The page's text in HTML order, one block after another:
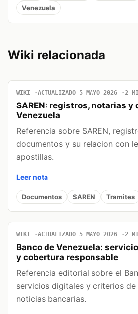
Venezuela
Wiki relacionada
WIKI ACTUALIZADO 5 MAYO 2026 2
SAREN: registros, notarias y
Venezuela
Referencia sobre SAREN,
documentos y su relacion con
apostillas.
Leer nota
Documentos SAREN Tramites
WIKI ACTUALIZADO 5 MAYO 2026 2
Banco de Venezuela:
y cobertura responsable
Referencia editorial sobre el
servicios digitales y criterios de
noticias bancarias.